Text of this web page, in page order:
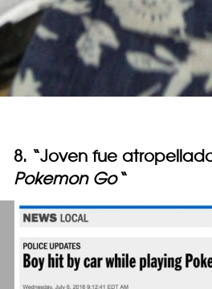
8. “Joven fue
Pokemon Go “